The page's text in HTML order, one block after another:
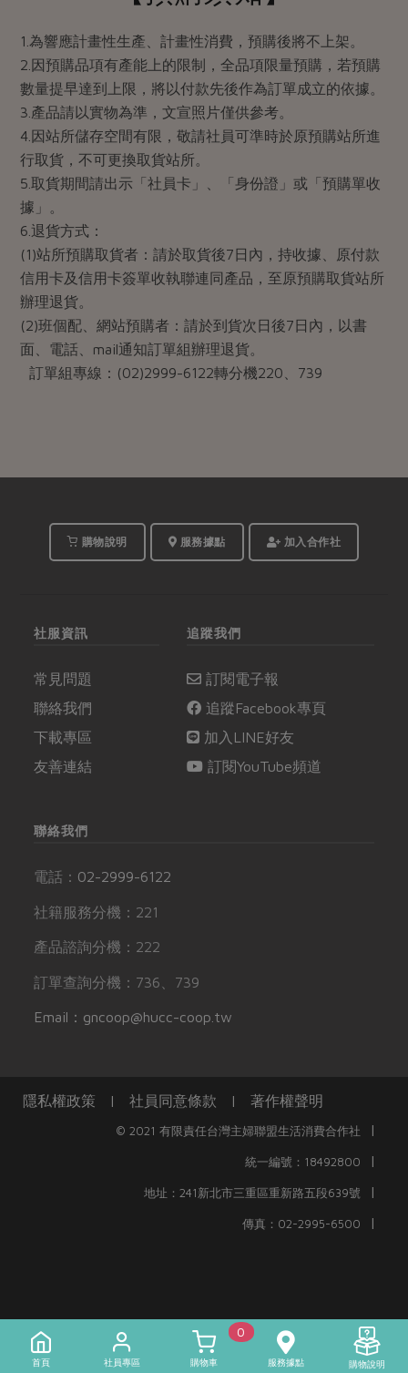
1.為響應計畫性生產、計畫性消費，預購後將不上架。
2.因預購品項有產能上的限制，全品項限量預購，若預購
數量提早達到上限，將以付款先後作為訂單成立的依據。
3.產品請以實物為準，文宣照片僅供參考。
4.因站所儲存空間有限，敬請社員可準時於原預購站所進
行取貨，不可更換取貨站所。
5.取貨期間請出示「社員卡」、「身份證」或「預購單收
據」。
6.退貨方式：
(1)站所預購取貨者：請於取貨後7日內，持收據、原付款
信用卡及信用卡簽單收執聯連同產品，至原預購取貨站所
辦理退貨。
(2)班個配、網站預購者：請於到貨次日後7日內，以書
面、電話、mail通知訂單組辦理退貨。
訂單組專線：(02)2999-6122轉分機220、739
購物說明 服務據點 加入合作社
社服資訊
常見問題
聯絡我們
下載專區
友善連結
追蹤我們
訂閱電子報
追蹤Facebook專頁
加入LINE好友
訂閱YouTube頻道
聯絡我們
電話： 02-2999-6122
社籍服務分機：221
產品諮詢分機：222
訂單查詢分機：736、739
Email：gncoop@hucc-coop.tw
隱私權政策 | 社員同意條款 | 著作權聲明
© 2021 有限責任台灣主婦聯盟生活消費合作社 |
統一編號：18492800 |
地址：241新北市三重區重新路五段639號 |
傳真：02-2995-6500 |
首頁 社員專區
0
購物車 服務據點 購物說明